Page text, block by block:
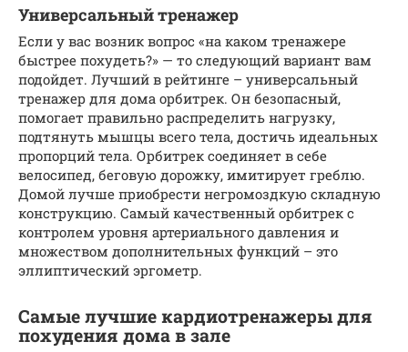
Универсальный тренажер
Если у вас возник вопрос «на каком тренажере
быстрее похудеть?» — то следующий вариант вам
подойдет. Лучший в рейтинге – универсальный
тренажер для дома орбитрек. Он безопасный,
помогает правильно распределить нагрузку,
подтянуть мышцы всего тела, достичь идеальных
пропорций тела. Орбитрек соединяет в себе
велосипед, беговую дорожку, имитирует греблю.
Домой лучше приобрести негромоздкую складную
конструкцию. Самый качественный орбитрек с
контролем уровня артериального давления и
множеством дополнительных функций – это
эллиптический эргометр.
Самые лучшие кардиотренажеры для
похудения дома в зале